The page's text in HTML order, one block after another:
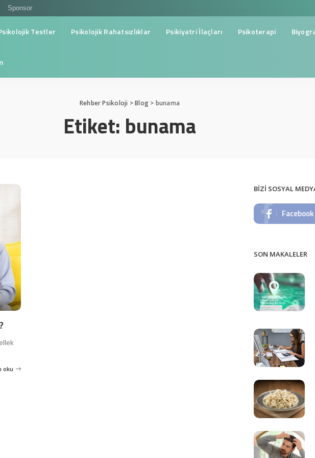
Sponsor
Testler Psikolojik Rahatsızlıklar Psikiyatri İlaçları Psikoterapi
Rehber Psikoloji >Blog > bunama
Etiket: bunama
oku
BIZI SOSYAL
Facebook
SON MAKALELER